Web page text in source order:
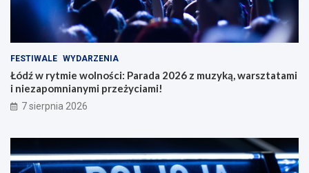
FESTIWALE WYDARZENIA
Łódź w rytmie wolności: Parada 2026 z muzyką, warsztatami
i niezapomnianymi przeżyciami!
7 sierpnia 2026